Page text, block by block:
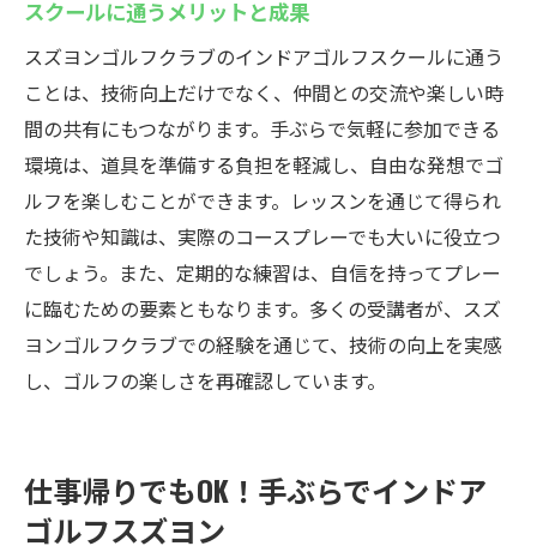
スクールに通うメリットと成果
スズヨンゴルフクラブのインドアゴルフスクールに通う
ことは、技術向上だけでなく、仲間との交流や楽しい時
間の共有にもつながります。手ぶらで気軽に参加できる
環境は、道具を準備する負担を軽減し、自由な発想でゴ
ルフを楽しむことができます。レッスンを通じて得られ
た技術や知識は、実際のコースプレーでも大いに役立つ
でしょう。また、定期的な練習は、自信を持ってプレー
に臨むための要素ともなります。多くの受講者が、スズ
ヨンゴルフクラブでの経験を通じて、技術の向上を実感
し、ゴルフの楽しさを再確認しています。
仕事帰りでもOK！手ぶらでインドア
ゴルフスズヨン